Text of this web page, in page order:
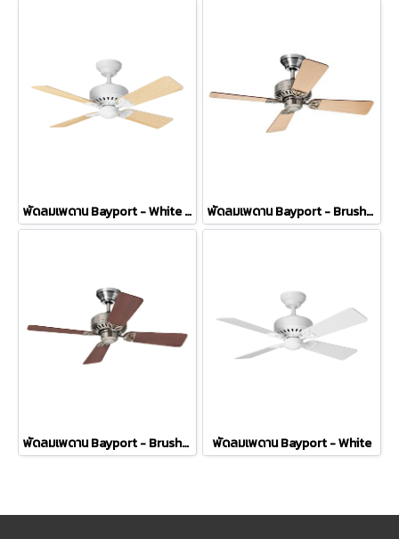
พัดลมเพดาน Bayport - White Maple Blade พัดลมเพดาน Bayport - Brushed Nickel
พัดลมเพดาน Bayport - Brushed Nickel Cherry Blade พัดลมเพดาน Bayport - White